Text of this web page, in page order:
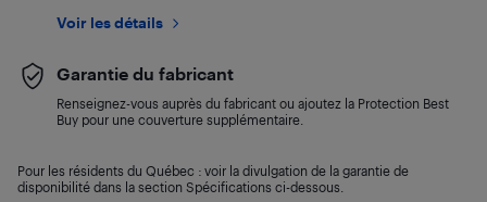
Voir les détails
Garantie du fabricant
Renseignez-vous auprès du fabricant ou ajoutez la Protection Best
Buy pour une couverture supplémentaire.
Pour les résidents du Québec : voir la divulgation de la garantie de
disponibilité dans la section Spécifications ci-dessous.